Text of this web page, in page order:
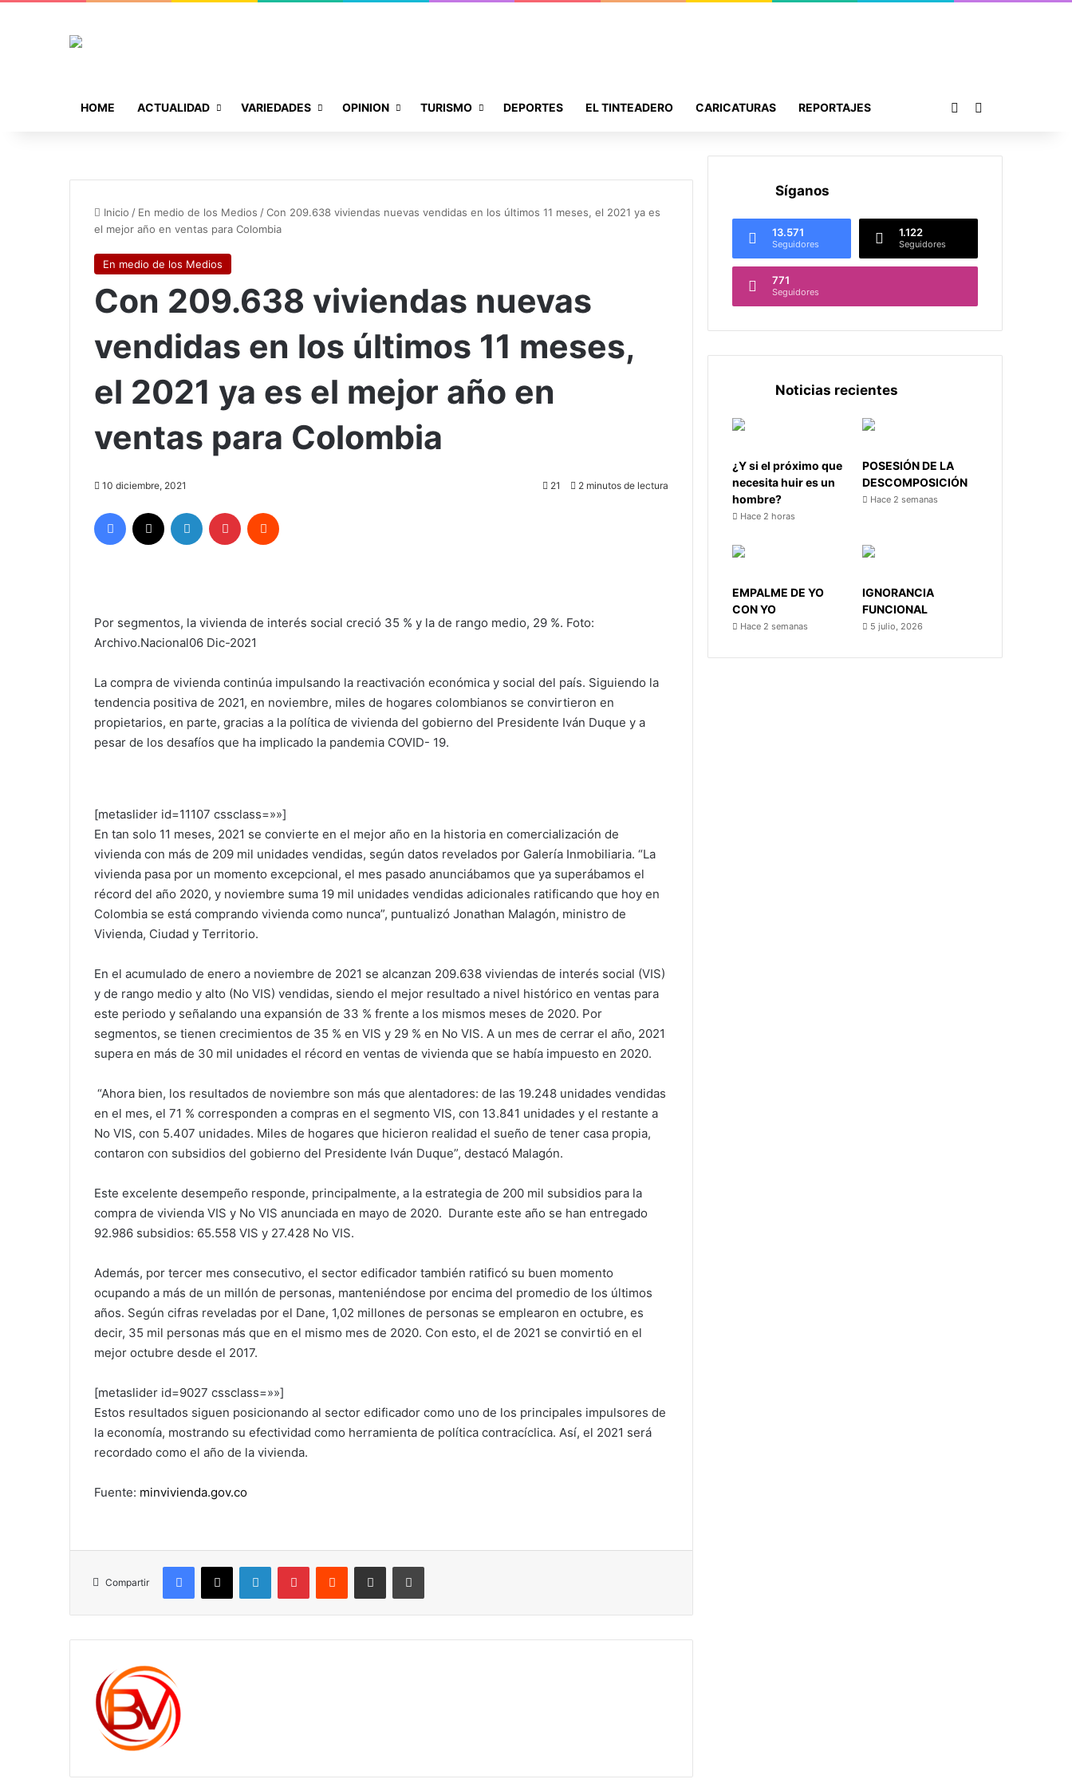
HOME ACTUALIDAD VARIEDADES OPINION TURISMO DEPORTES EL TINTEADERO CARICATURAS REPORTAJES Publicación al azar
Inicio / En medio de los Medios /Con 209.638 viviendas nuevas vendidas en los últimos 11 meses, el 2021 ya es
el mejor año en ventas para Colombia
En medio de los Medios
Con 209.638 viviendas nuevas
vendidas en los últimos 11 meses,
el 2021 ya es el mejor año en
ventas para Colombia
10 diciembre, 2021 21 2 minutos de lectura
Facebook LinkedIn Pinterest
‍Por segmentos, la vivienda de interés social creció 35 % y la de rango medio, 29 %. Foto:
Archivo.Nacional06 Dic-2021
La compra de vivienda continúa impulsando la reactivación económica y social del país. Siguiendo la
tendencia positiva de 2021, en noviembre, miles de hogares colombianos se convirtieron en
propietarios, en parte, gracias a la política de vivienda del gobierno del Presidente Iván Duque y a
pesar de los desafíos que ha implicado la pandemia COVID- 19.
[metaslider id=11107 cssclass=»»]
En tan solo 11 meses, 2021 se convierte en el mejor año en la historia en comercialización de
vivienda con más de 209 mil unidades vendidas, según datos revelados por Galería Inmobiliaria. “La
vivienda pasa por un momento excepcional, el mes pasado anunciábamos que ya superábamos el
récord del año 2020, y noviembre suma 19 mil unidades vendidas adicionales ratificando que hoy en
Colombia se está comprando vivienda como nunca”, puntualizó Jonathan Malagón, ministro de
Vivienda, Ciudad y Territorio.
En el acumulado de enero a noviembre de 2021 se alcanzan 209.638 viviendas de interés social (VIS)
y de rango medio y alto (No VIS) vendidas, siendo el mejor resultado a nivel histórico en ventas para
este periodo y señalando una expansión de 33 % frente a los mismos meses de 2020. Por
segmentos, se tienen crecimientos de 35 % en VIS y 29 % en No VIS. A un mes de cerrar el año, 2021
supera en más de 30 mil unidades el récord en ventas de vivienda que se había impuesto en 2020.
“Ahora bien, los resultados de noviembre son más que alentadores: de las 19.248 unidades vendidas
en el mes, el 71 % corresponden a compras en el segmento VIS, con 13.841 unidades y el restante a
No VIS, con 5.407 unidades. Miles de hogares que hicieron realidad el sueño de tener casa propia,
contaron con subsidios del gobierno del Presidente Iván Duque”, destacó Malagón.
Este excelente desempeño responde, principalmente, a la estrategia de 200 mil subsidios para la
compra de vivienda VIS y No VIS anunciada en mayo de 2020. Durante este año se han entregado
92.986 subsidios: 65.558 VIS y 27.428 No VIS.
Además, por tercer mes consecutivo, el sector edificador también ratificó su buen momento
ocupando a más de un millón de personas, manteniéndose por encima del promedio de los últimos
años. Según cifras reveladas por el Dane, 1,02 millones de personas se emplearon en octubre, es
decir, 35 mil personas más que en el mismo mes de 2020. Con esto, el de 2021 se convirtió en el
mejor octubre desde el 2017.
[metaslider id=9027 cssclass=»»]
Estos resultados siguen posicionando al sector edificador como uno de los principales impulsores de
la economía, mostrando su efectividad como herramienta de política contracíclica. Así, el 2021 será
recordado como el año de la vivienda.
Fuente: minvivienda.gov.co
Compartir
Facebook
X LinkedInPinterestReddit Compartir por correo electrónicoImprimir
Síganos
13.571
Seguidores
1.122
Seguidores
771
Seguidores
Noticias recientes
¿Y si el próximo que
necesita huir es un
hombre?
Hace 2 horas
POSESIÓN DE LA
DESCOMPOSICIÓN
Hace 2 semanas
EMPALME DE YO
CON YO
Hace 2 semanas
IGNORANCIA
FUNCIONAL
5 julio, 2026